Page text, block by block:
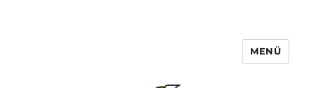
MENÜ